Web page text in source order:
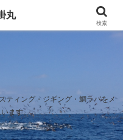
ティング・ジギング・鯛ラバをメ
ます。
丸
検索